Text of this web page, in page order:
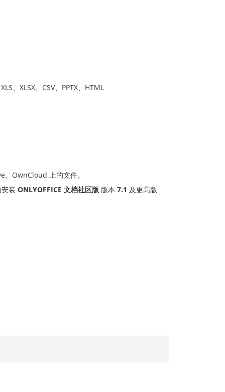
、XLSX、CSV、PPTX、HTML
OwnCloud 上的文件。
装 ONLYOFFICE 文档社区版 版本 7.1 及更高版